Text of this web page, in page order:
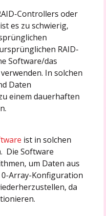
Controllers oder
es zu schwierig,
RAID-
Software/das
In solchen
Daten
einem dauerhaften
ist in solchen
Die Software
um Daten aus
0-Array-Konfiguration
da